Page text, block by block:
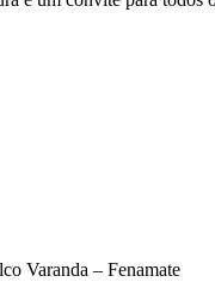
Varanda – Fenamate